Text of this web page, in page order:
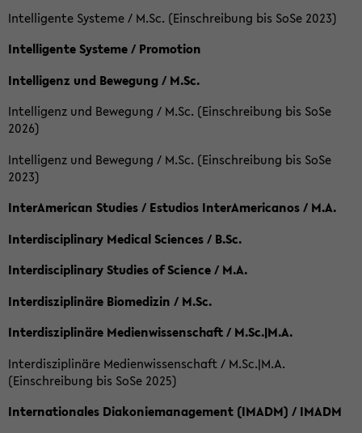
Intelligente Systeme / M.Sc. (Einschreibung bis SoSe 2023)
Intelligente Systeme / Promotion
Intelligenz und Bewegung / M.Sc.
Intelligenz und Bewegung / M.Sc. (Einschreibung bis SoSe
2026)
Intelligenz und Bewegung / M.Sc. (Einschreibung bis SoSe
2023)
InterAmerican Studies / Estudios InterAmericanos / M.A.
Interdisciplinary Medical Sciences / B.Sc.
Interdisciplinary Studies of Science / M.A.
Interdisziplinäre Biomedizin / M.Sc.
Interdisziplinäre Medienwissenschaft / M.Sc.|M.A.
Interdisziplinäre Medienwissenschaft / M.Sc.|M.A.
(Einschreibung bis SoSe 2025)
Internationales Diakoniemanagement (IMADM) / IMADM